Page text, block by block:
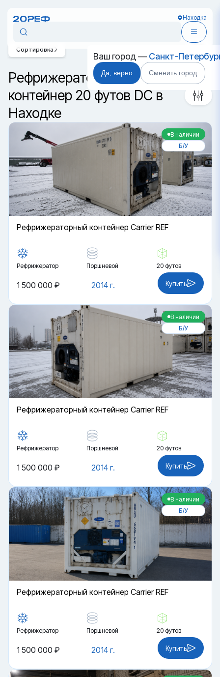
Находка
Ваш город — Санкт-
Да, верно Сменить город
Рефрижераторный
контейнер 20 футов DC в
Находке
Сортировка
В наличии
Б/У
Рефрижераторный контейнер Carrier REF
Рефрижератор Поршневой 20 футов
2014 г.
1 500 000 ₽ Купить
В наличии
Б/У
Рефрижераторный контейнер Carrier REF
Рефрижератор Поршневой 20 футов
2014 г.
1 500 000 ₽ Купить
В наличии
Б/У
Рефрижераторный контейнер Carrier REF
Рефрижератор Поршневой 20 футов
2014 г.
1 500 000 ₽ Купить